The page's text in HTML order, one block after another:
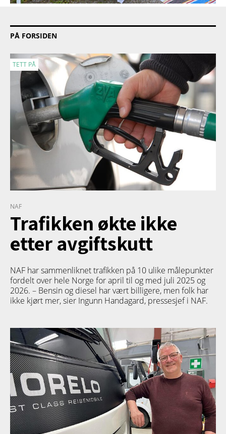
PÅ FORSIDEN
TETT PÅ
NAF
Trafikken økte ikke
etter avgiftskutt
NAF har sammenliknet trafikken på 10 ulike målepunkter
fordelt over hele Norge for april til og med juli 2025 og
2026. – Bensin og diesel har vært billigere, men folk har
ikke kjørt mer, sier Ingunn Handagard, pressesjef i NAF.
TETT PÅ